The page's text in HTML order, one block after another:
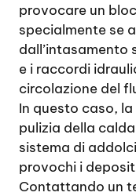
provocare un
specialmente se
dall’intasamento
e i raccordi
circolazione del
In questo caso,
pulizia della
sistema di
provochi i
Contattando un